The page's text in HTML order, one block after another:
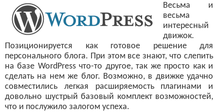
Весьма и
весьма
интересный
движок.
Позиционируется как готовое решение для
персонального блога. При этом все знают, что слепить
на базе WordPress что-то другое, так же просто как и
сделать на нем же блог. Возможно, в движке удачно
совместились легкая расширяемость плагинами и
довольно шустрый базовый комплект возможностей,
что и послужило залогом успеха.